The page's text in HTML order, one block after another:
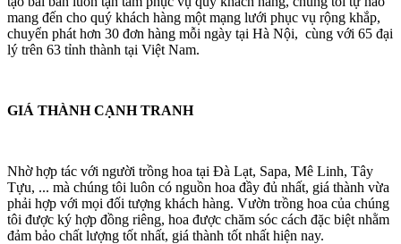
mang đến cho quý khách hàng một mạng lưới phục vụ rộng khắp,
chuyển phát hơn 30 đơn hàng mỗi ngày tại Hà Nội, cùng với 65 đại
lý trên 63 tỉnh thành tại Việt Nam.
GIÁ THÀNH CẠNH TRANH
Nhờ hợp tác với người trồng hoa tại Đà Lạt, Sapa, Mê Linh, Tây
Tựu, ... mà chúng tôi luôn có nguồn hoa đầy đủ nhất, giá thành vừa
phải hợp với mọi đối tượng khách hàng. Vườn trồng hoa của chúng
tôi được ký hợp đồng riêng, hoa được chăm sóc cách đặc biệt nhằm
đảm bảo chất lượng tốt nhất, giá thành tốt nhất hiện nay.